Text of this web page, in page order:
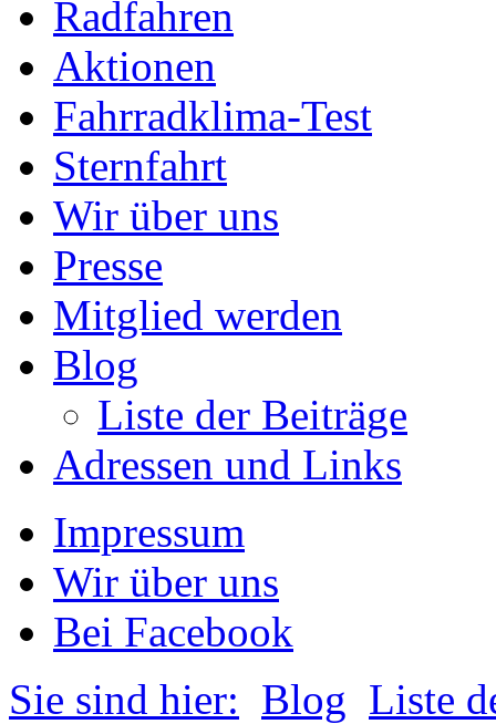
Radfahren
Aktionen
Fahrradklima-Test
Sternfahrt
Wir über uns
Presse
Mitglied werden
Blog
Liste der Beiträge
Adressen und Links
Impressum
Wir über uns
Bei Facebook
Sie sind hier: Blog Liste